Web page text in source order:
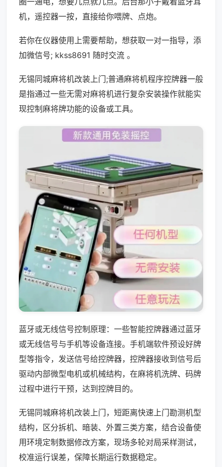
机，遥控器一按，直接给你喂牌、点炮。
若你在仪器使用上需要帮助，想获取一对一指导，添
加微信号; kkss8691 随时交流 。
无锡同城麻将机改装上门;普通麻将机程序控牌器一般
是指通过一些无需对麻将机进行复杂安装操作就能实
现控制麻将牌功能的设备或工具。
蓝牙或无线信号控制原理：一些智能控牌器通过蓝牙
或无线信号与手机等设备连接。手机端软件预设好牌
型等指令，发送信号给控牌器，控牌器接收到信号后
驱动内部微型电机或机械结构，在麻将机洗牌、码牌
过程中进行干预，达到控牌目的。
无锡同城麻将机改装上门，短距离快速上门勘测机型
结构，区分拆机、暗装、外置三类方案，结合设备使
用环境定制数据修改方案，现场多轮对局采样测试，
校准运行误差，保障长期运行数据稳定。